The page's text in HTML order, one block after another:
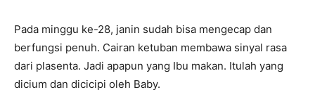
Pada minggu ke-28, janin sudah bisa mengecap dan
berfungsi penuh. Cairan ketuban membawa sinyal rasa
dari plasenta. Jadi apapun yang Ibu makan. Itulah yang
dicium dan dicicipi oleh Baby.